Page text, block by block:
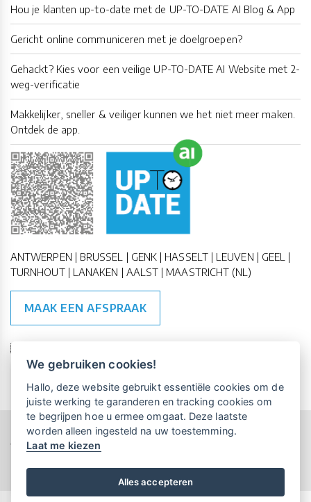
Hou je klanten up-to-date met de UP-TO-DATE AI Blog & App
Gericht online communiceren met je doelgroepen?
Gehackt? Kies voor een veilige UP-TO-DATE AI Website met 2-
weg-verificatie
Makkelijker, sneller & veiliger kunnen we het niet meer maken.
Ontdek de app.
ANTWERPEN | BRUSSEL | GENK | HASSELT | LEUVEN | GEEL |
TURNHOUT | LANAKEN | AALST | MAASTRICHT (NL)
MAAK EEN AFSPRAAK
🇪🇺 🇧🇪
Copyright All Rights Reserved © 2015-2026 UP-TO-DATE
WebDesign
Privacy & Cookies
Locations Algemene Voorwaarden
We gebruiken cookies!
Hallo, deze website gebruikt essentiële cookies om de
juiste werking te garanderen en tracking cookies om
te begrijpen hoe u ermee omgaat. Deze laatste
worden alleen ingesteld na uw toestemming.
Laat me kiezen
Alles accepteren
Vrijblijvende kennismaking?Boek
een persoonlijke demo.
Maandelijks gratis opleidingen
voor UP-TO-DATE Klanten: